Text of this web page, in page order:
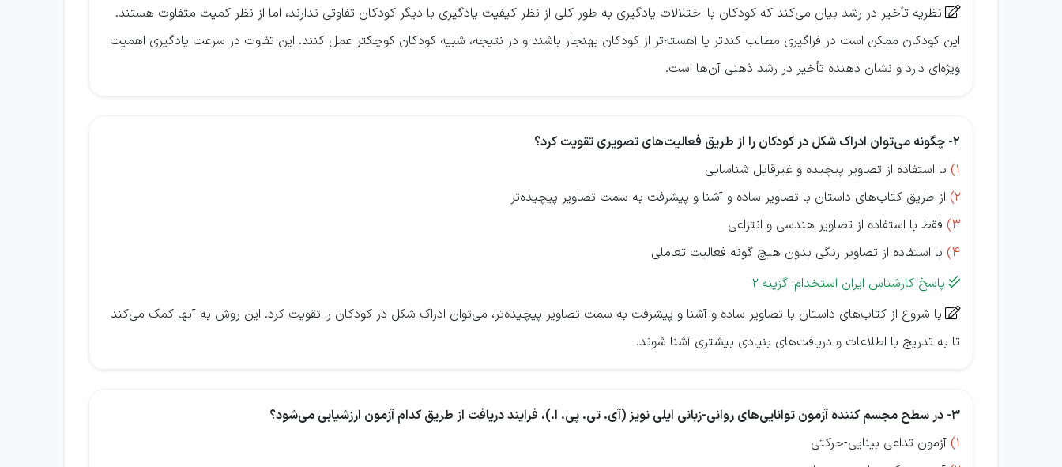
 نظریه تأخیر در رشد بیان می‌کند که کودکان با اختلالات یادگیری به طور کلی از نظر کیفیت یادگیری با دیگر کودکان تفاوتی ندارند، اما از نظر کمیت متفاوت هستند.
این کودکان ممکن است در فراگیری مطالب کندتر یا آهسته‌تر از کودکان بهنجار باشند و در نتیجه، شبیه کودکان کوچکتر عمل کنند. این تفاوت در سرعت یادگیری اهمیت
ویژه‌ای دارد و نشان دهنده تأخیر در رشد ذهنی آن‌ها است.
2- چگونه می‌توان ادراک شکل در کودکان را از طریق فعالیت‌های تصویری تقویت کرد؟
1) با استفاده از تصاویر پیچیده و غیرقابل شناسایی
2) از طریق کتاب‌های داستان با تصاویر ساده و آشنا و پیشرفت به سمت تصاویر پیچیده‌تر
3) فقط با استفاده از تصاویر هندسی و انتزاعی
4) با استفاده از تصاویر رنگی بدون هیچ گونه فعالیت تعاملی
 پاسخ کارشناس ایران استخدام: گزینه 2
 با شروع از کتاب‌های داستان با تصاویر ساده و آشنا و پیشرفت به سمت تصاویر پیچیده‌تر، می‌توان ادراک شکل در کودکان را تقویت کرد. این روش به آنها کمک می‌کند
تا به تدریج با اطلاعات و دریافت‌های بنیادی بیشتری آشنا شوند.
3- در سطح مجسم کننده آزمون توانایی‌های روانی-زبانی ایلی نویز (آی. تی. پی. ا.)، فرایند دریافت از طریق کدام آزمون ارزشیابی می‌شود؟
1) آزمون تداعی بینایی-حرکتی